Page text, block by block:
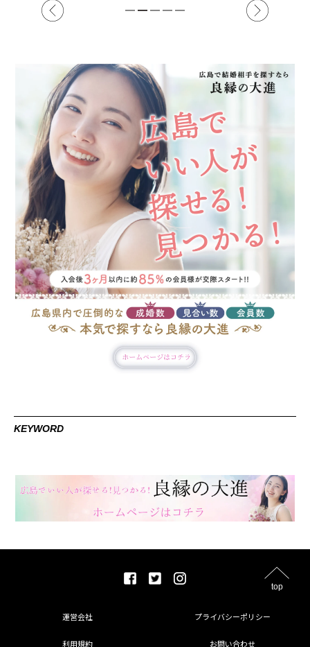
KEYWORD
top
運営会社 プライバシーポリシー
利用規約 お問い合わせ